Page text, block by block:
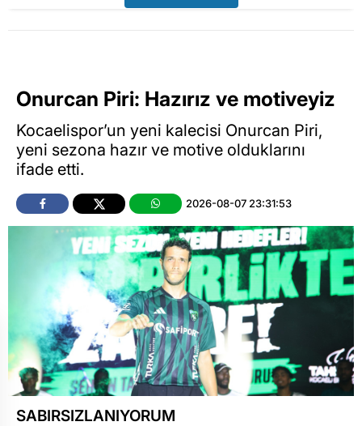
Onurcan Piri: Hazırız ve motiveyiz
Kocaelispor’un yeni kalecisi Onurcan Piri,
yeni sezona hazır ve motive olduklarını
ifade etti.
2026-08-07 23:31:53
SABIRSIZLANIYORUM